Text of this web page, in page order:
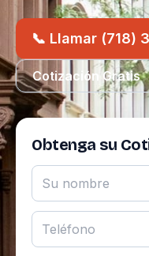
📞 Llamar (718)
Cotización Gratis
Obtenga su